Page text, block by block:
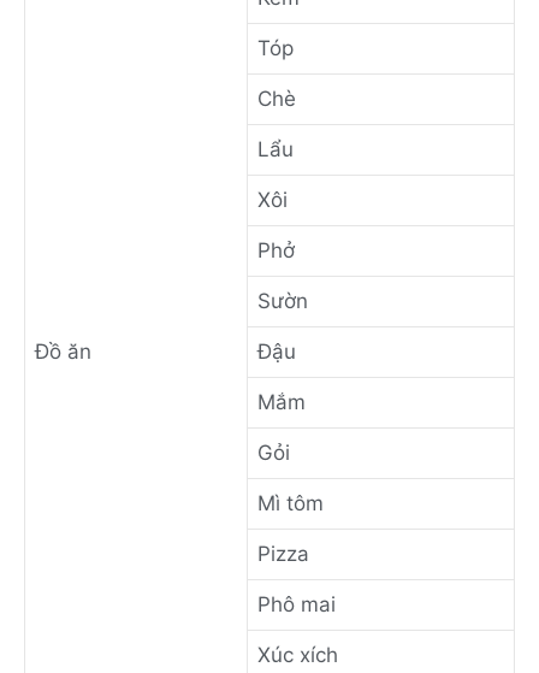
Đồ ăn
Tóp
Chè
Lẩu
Xôi
Phở
Sườn
Đậu
Mắm
Gỏi
Mì tôm
Pizza
Phô mai
Xúc xích